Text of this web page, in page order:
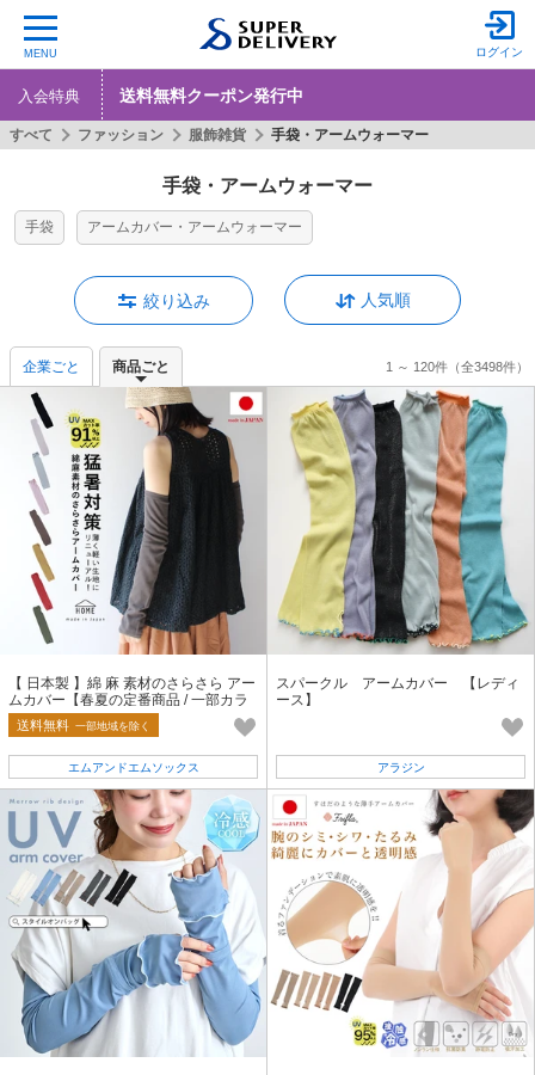
MENU ログイン
入会特典 送料無料クーポン発行中
手袋・アームウォーマー
手袋 アームカバー・アームウォーマー
すべて ファッション 服飾雑貨 手袋・アームウォーマー
絞り込み 人気順
企業ごと 商品ごと 1 ～ 120件（全3498件）
【 日本製 】綿 麻 素材のさらさら アー
ムカバー【春夏の定番商品 / 一部カラ
ー 完売】
送料無料 一部地域を除く
エムアンドエムソックス
スパークル アームカバー 【レディ
ース】
アラジン